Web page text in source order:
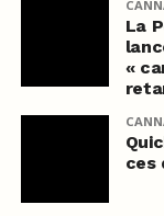
La
«
ces